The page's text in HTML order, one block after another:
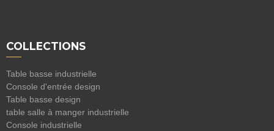
COLLECTIONS
Table basse industrielle
Console d'entrée design
Table basse design
table salle à manger industrielle
Console industrielle